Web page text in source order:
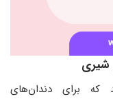
شیری
که برای دندان‌های